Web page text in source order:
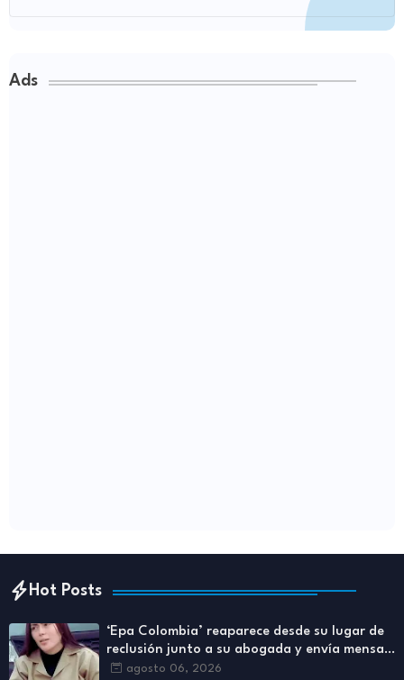
Ads
Hot Posts
‘Epa Colombia’ reaparece desde su lugar de
reclusión junto a su abogada y envía mensaje
a los colombianos
agosto 06, 2026